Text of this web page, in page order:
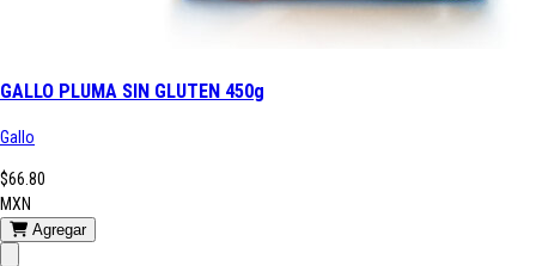
GALLO PLUMA SIN GLUTEN 450g
Gallo
$66.80
MXN
Agregar